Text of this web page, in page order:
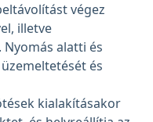
végez
illetve
alatti és
és
kialakításakor